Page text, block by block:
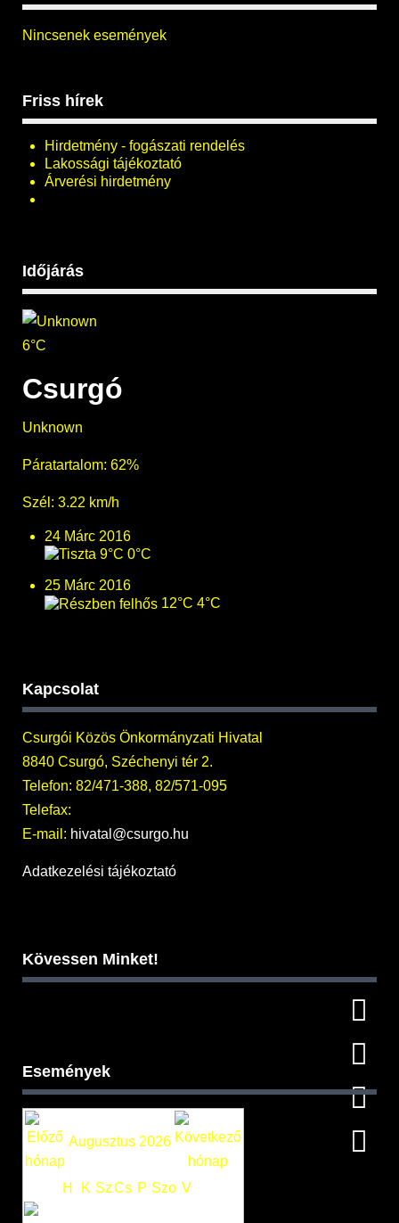
Nincsenek események
Friss hírek
Hirdetmény - fogászati rendelés
Lakossági tájékoztató
Árverési hirdetmény
Időjárás
6°C
Csurgó
Unknown
Páratartalom: 62%
Szél: 3.22 km/h
24 Márc 2016
9°C 0°C
25 Márc 2016
12°C 4°C
Kapcsolat
Csurgói Közös Önkormányzati Hivatal
8840 Csurgó, Széchenyi tér 2.
Telefon: 82/471-388, 82/571-095
Telefax:
E-mail: hivatal@csurgo.hu
Adatkezelési tájékoztató
Kövessen Minket!
Események
Augusztus 2026
H K SzCs P Szo V